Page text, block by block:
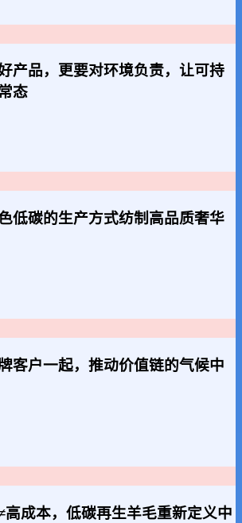
产品，更要对环境负责，让可持
态
低碳的生产方式纺制高品质奢华
客户一起，推动价值链的气候中
高成本，低碳再生羊毛重新定义中